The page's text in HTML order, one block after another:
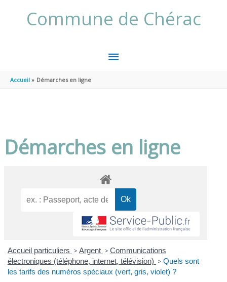
Commune de Chérac
MENU
Accueil Démarches en ligne
Démarches en ligne
Accueil particuliers > Argent > Communications
électroniques (téléphone, internet, télévision) > Quels sont
les tarifs des numéros spéciaux (vert, gris, violet) ?